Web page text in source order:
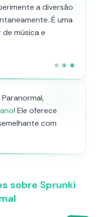
a diversão
É uma
música e
! Ele oferece
com
sobre Sprunki